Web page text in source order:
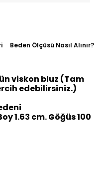
Beden Ölçüsü Nasıl Alınır?
viskon bluz (Tam
edebilirsiniz.)
1.63 cm. Göğüs 100